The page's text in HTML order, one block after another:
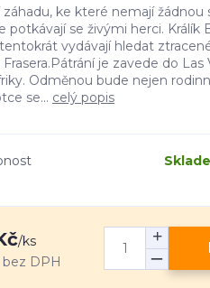
záhadu, ke které nemají žádnou
potkávají se živými herci. Králík
vydávají hledat
je zavede do Las
Odměnou bude nejen
se... celý popis
/ks
bez DPH